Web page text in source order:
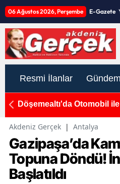
06 Ağustos 2026, Perşembe E-Gazete
Resmi İlanlar Gündem
Döşemealtı'da Otomobil
Akdeniz Gerçek | Antalya
Gazipaşa’da
Topuna Döndü!
Başlatıldı